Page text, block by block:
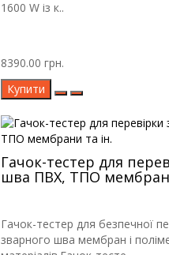
1600 W із к..
8390.00 грн.
Купити
Гачок-тестер для
шва ПВХ, ТПО
Гачок-тестер для безпечної
зварного шва мембран і